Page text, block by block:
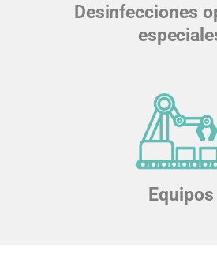
Desinfecciones
Equipos